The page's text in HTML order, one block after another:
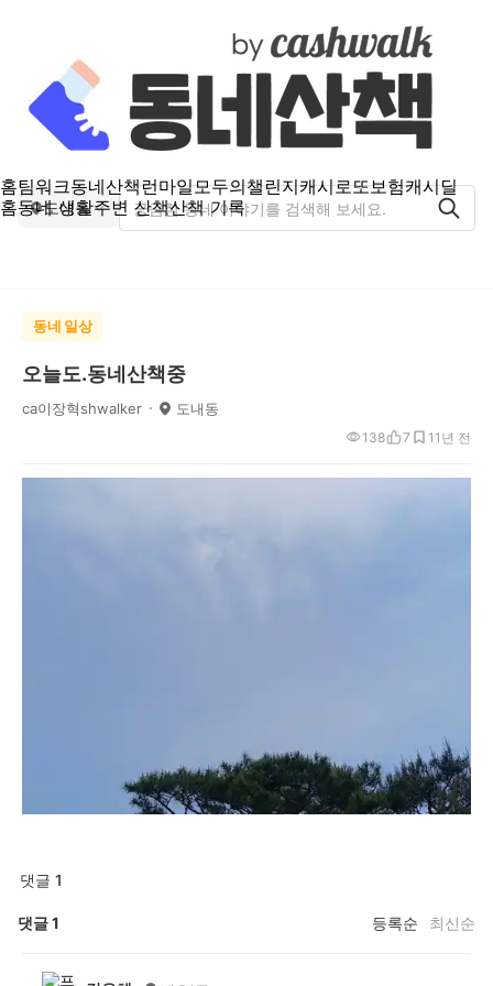
홈팀워크동네산책런마일모두의챌린지캐시로또보험캐시딜
홈동네 생활주변 산책산책 기록
도내동
동네 일상
오늘도.동네산책중
ca이장혁shwalker 도내동
1년 전
138 7 1
댓글 1
댓글1 등록순 최신순